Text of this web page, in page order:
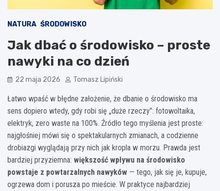
NATURA ŚRODOWISKO
Jak dbać o środowisko – proste
nawyki na co dzień
22 maja 2026 Tomasz Lipiński
Łatwo wpaść w błędne założenie, że dbanie o środowisko ma
sens dopiero wtedy, gdy robi się „duże rzeczy”: fotowoltaika,
elektryk, zero waste na 100%. Źródło tego myślenia jest proste:
najgłośniej mówi się o spektakularnych zmianach, a codzienne
drobiazgi wyglądają przy nich jak kropla w morzu. Prawda jest
bardziej przyziemna: większość wpływu na środowisko
powstaje z powtarzalnych nawyków — tego, jak się je, kupuje,
ogrzewa dom i porusza po mieście. W praktyce najbardziej